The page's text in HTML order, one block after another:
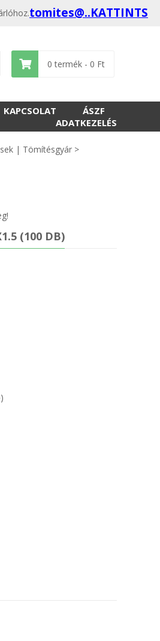
tomites@..KATTINTS
0 termék - 0 Ft
KAPCSOLAT
ÁSZF
ADATKEZELÉS
| Tömítésgyár >
(100 DB)